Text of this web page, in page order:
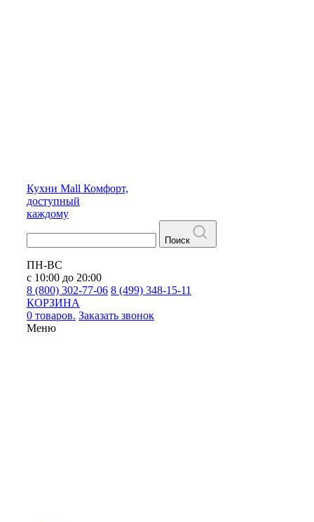
Кухни Mall Комфорт,
доступный
каждому
Поиск
ПН-ВС
с 10:00 до 20:00
8 (800) 302-77-06 8 (499) 348-15-11
КОРЗИНА
0 товаров. Заказать звонок
Меню